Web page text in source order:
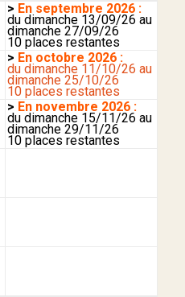
> En septembre 2026 :
du dimanche 13/09/26 au
dimanche 27/09/26
10 places restantes
> En octobre 2026 :
du dimanche 11/10/26 au
dimanche 25/10/26
10 places restantes
> En novembre 2026 :
du dimanche 15/11/26 au
dimanche 29/11/26
10 places restantes